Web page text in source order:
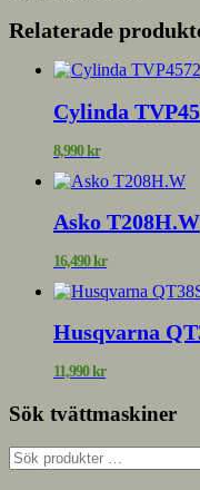
Relaterade
Cylinda
8,990kr
Asko T208H.W
16,490kr
Husqvarna
11,990kr
Sök tvättmaskiner
Sök
efter: